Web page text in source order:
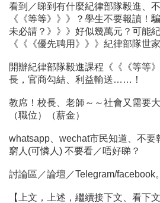
看到／睇到有什麼紀律部隊毅進、
《《等等》》》？學生不要報讀！
未必請？》》》好似幾萬元？可能
《《《優先聘用》》》紀律部隊世
開辦紀律部隊毅進課程《《《等等
長，官商勾結、利益輸送……！
教席！校長、老師～～社會又需要
（職位）（薪金）
whatsapp、wechat市民知道、不要
窮人(可憐人) 不要看／唔好睇？
討論區／論壇／Telegram/facebook。
【上文，上述，繼續接下文、看下文